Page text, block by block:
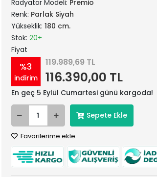
Radyatör Modeli: Premio
Renk: Parlak Siyah
Yükseklik: 180 cm.
Stok: 20+
Fiyat
%3
indirim
119.989,69 TL
116.390,00 TL
En geç 5 Eylül Cumartesi günü kargoda!
Sepete Ekle
Favorilerime ekle